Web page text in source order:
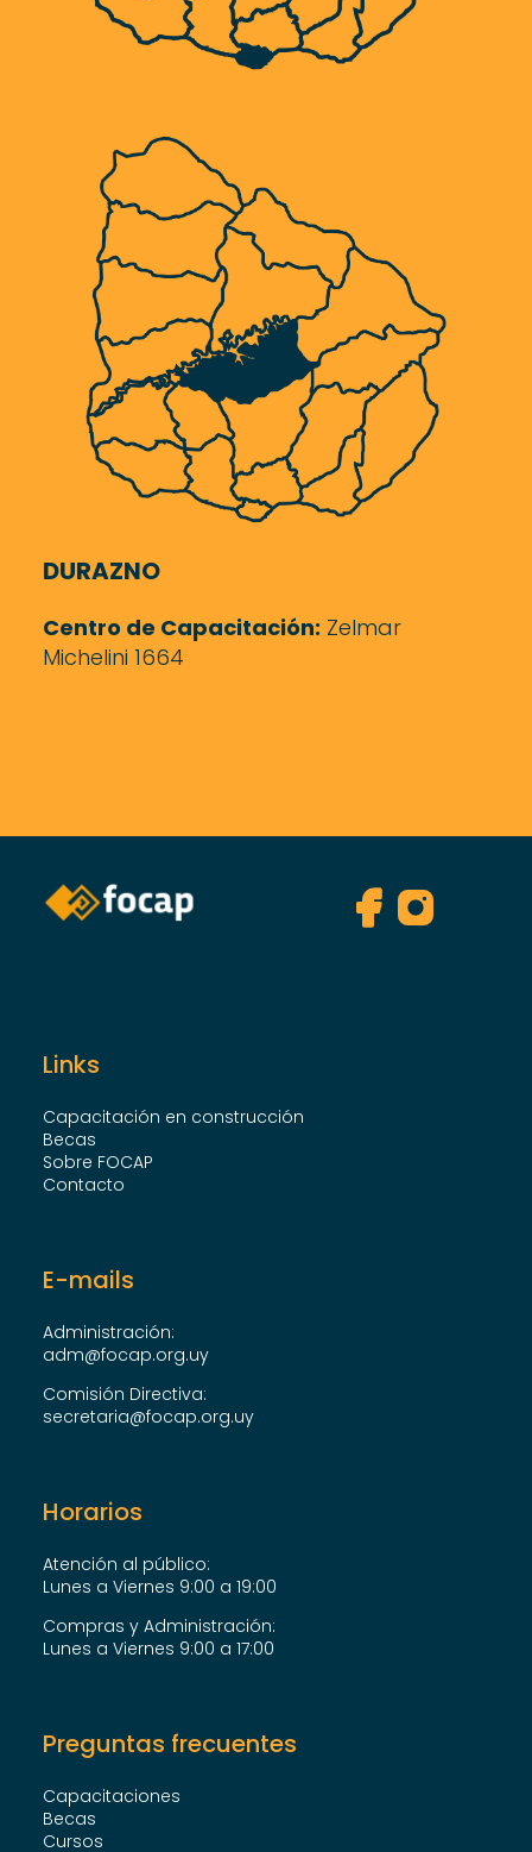
DURAZNO
Centro de Capacitación: Zelmar
Michelini 1664
Links
Capacitación en construcción
Becas
Sobre FOCAP
Contacto
E-mails
Administración:
adm@focap.org.uy
Comisión Directiva:
secretaria@focap.org.uy
Horarios
Atención al público:
Lunes a Viernes 9:00 a 19:00
Compras y Administración:
Lunes a Viernes 9:00 a 17:00
Preguntas frecuentes
Capacitaciones
Becas
Cursos